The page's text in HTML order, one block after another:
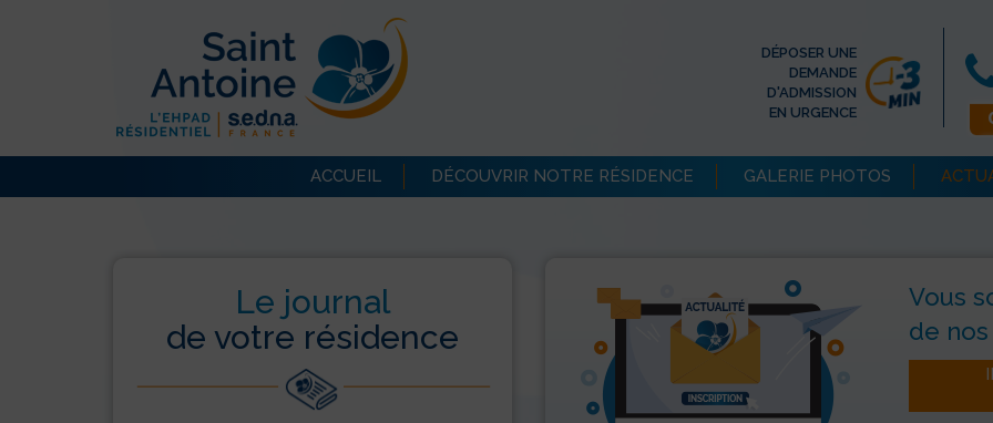
DÉPOSER UNE
DEMANDE
D'ADMISSION
EN URGENCE
ACCUEIL DÉCOUVRIR NOTRE RÉSIDENCE GALERIE PHOTOS
Le journal
de votre résidence
Vous
de